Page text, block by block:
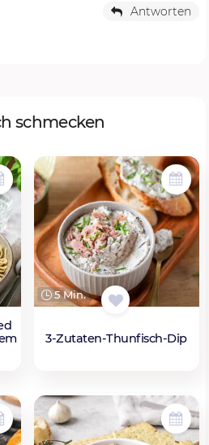
Antworten
schmecken
5 Min.
3-Zutaten-Thunfisch-Dip